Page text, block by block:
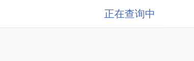
正在查询中